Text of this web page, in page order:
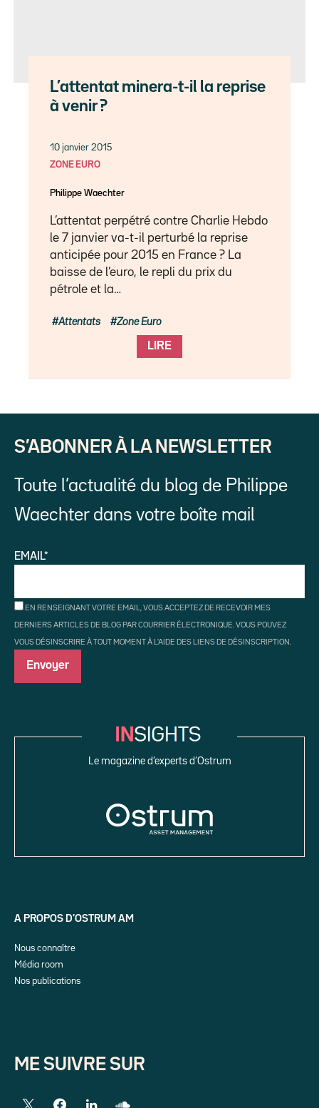
L’attentat minera-t-il la reprise
à venir ?
10 janvier 2015
ZONE EURO
Philippe Waechter
L’attentat perpétré contre Charlie Hebdo
le 7 janvier va-t-il perturbé la reprise
anticipée pour 2015 en France ? La
baisse de l’euro, le repli du prix du
pétrole et la…
LIRE
Attentats Zone Euro
S’ABONNER À LA NEWSLETTER
Toute l’actualité du blog de Philippe
Waechter dans votre boîte mail
EMAIL*
EN RENSEIGNANT VOTRE EMAIL, VOUS ACCEPTEZ DE RECEVOIR MES
DERNIERS ARTICLES DE BLOG PAR COURRIER ÉLECTRONIQUE. VOUS POUVEZ
VOUS DÉSINSCRIRE À TOUT MOMENT À L'AIDE DES LIENS DE DÉSINSCRIPTION.
Le magazine d’experts d’Ostrum
A PROPOS D’OSTRUM AM
Nous connaître
Média room
Nos publications
ME SUIVRE SUR